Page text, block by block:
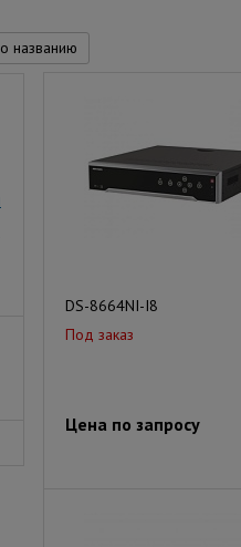
названию
DS-8664NI-I8
Под заказ
Цена по запросу